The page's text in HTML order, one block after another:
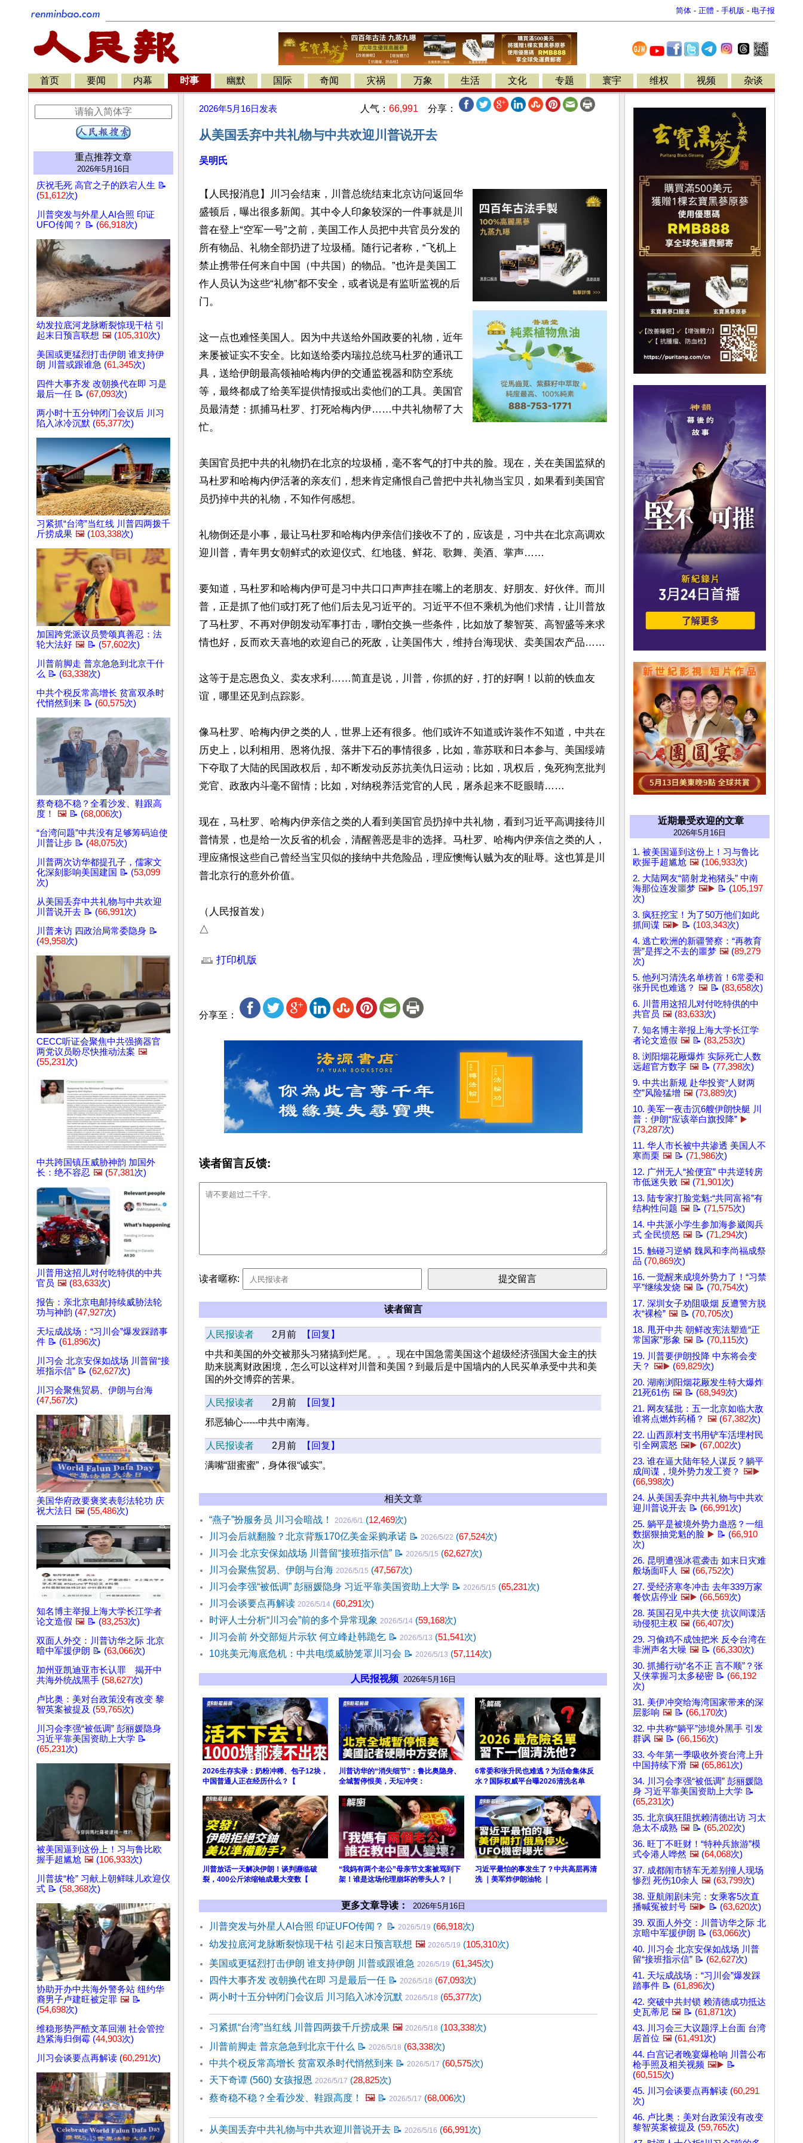
简体 - 正體 - 手机版 - 电子报
首页 要闻 内幕 时事 幽默 国际 奇闻 灾祸 万象 生活 文化 专题 寰宇 维权 视频 杂谈
重点推荐文章
2026年5月16日
庆祝毛死 高官之子的跌宕人生 📝
(51,612次)
川普突发与外星人AI合照 印证
UFO传闻？ 📝 (66,918次)
幼发拉底河龙脉断裂惊现干枯 引
起末日预言联想 🖼️ (105,310次)
美国或更猛烈打击伊朗 谁支持伊
朗 川普或跟谁急 (61,345次)
四件大事齐发 改朝换代在即 习是
最后一任 📝 (67,093次)
两小时十五分钟闭门会议后 川习
陷入冰冷沉默 (65,377次)
习紧抓“台湾”当红线 川普四两拨千
斤捞成果 🖼️ (103,338次)
加国跨党派议员赞颂真善忍：法
轮大法好 🖼️ 📝 (57,602次)
川普前脚走 普京急急到北京干什
么 📝 (63,338次)
中共个税反常高增长 贫富双杀时
代悄然到来 📝 (60,575次)
蔡奇稳不稳？全看沙发、鞋跟高
度！
🖼️ 📝 (68,006次)
“台湾问题”中共没有足够筹码迫使
川普让步 📝 (48,075次)
川普两次访华都提孔子，儒家文
化深刻影响美国建国 📝 (53,099
次)
从美国丢弃中共礼物与中共欢迎
川普说开去 📝 (66,991次)
川普来访 四政治局常委隐身 📝
(49,958次)
CECC听证会聚焦中共强摘器官
两党议员盼尽快推动法案 🖼️
(55,231次)
中共跨国镇压威胁神韵 加国外
长：绝不容忍 🖼️ (57,381次)
川普用这招儿对付吃特供的中共
官员 🖼️ (83,633次)
报告：亲北京电邮持续威胁法轮
功与神韵 (47,927次)
天坛成战场：“习川会”爆发踩踏事
件 📝 (61,896次)
川习会 北京安保如战场 川普留“接
班指示信” 📝 (62,627次)
川习会聚焦贸易、伊朗与台海
(47,567次)
美国华府政要褒奖表彰法轮功 庆
祝大法日 🖼️ (55,486次)
知名博主举报上海大学长江学者
论文造假 🖼️ 📝 (83,253次)
双面人外交：川普访华之际 北京
暗中军援伊朗 📝 (63,066次)
加州亚凯迪亚市长认罪 揭开中
共海外统战黑手 (58,627次)
卢比奥：美对台政策没有改变 黎
智英案被提及 (59,765次)
川习会李强“被低调” 彭丽媛隐身
习近平靠美国资助上大学 📝
(65,231次)
被美国逼到这份上！习与鲁比欧
握手超尴尬 🖼️ (106,933次)
川普拔“枪” 习献上朝鲜味儿欢迎仪
式 📝 (58,368次)
协助开办中共海外警务站 纽约华
裔男子卢建旺被定罪 🖼️ 📝
(54,698次)
维稳形势严酷文革回潮 社会管控
趋紧海归倒霉 (44,903次)
川习会谈要点再解读 (60,291次)
2026年5月16日 发表 人气： 66,991 分享：
从美国丢弃中共礼物与中共欢迎川普说开去
吴明氏
【人民报消息】川习会结束，川普总统结束北京访问返回华
盛顿后，曝出很多新闻。其中令人印象较深的一件事就是川
普在登上“空军一号”之前，美国工作人员把中共官员分发的
所有物品、礼物全部扔进了垃圾桶。随行记者称，“飞机上
禁止携带任何来自中国（中共国）的物品。”也许是美国工
作人员认为这些“礼物”都不安全，或者说是有监听监视的后
门。
这一点也难怪美国人。因为中共送给外国政要的礼物，近年
来屡被证实不安全。比如送给委内瑞拉总统马杜罗的通讯工
具，送给伊朗最高领袖哈梅内伊的交通监视器和防空系统
等，最终都成了给美军提供情报或出卖他们的工具。美国官
员最清楚：抓捕马杜罗、打死哈梅内伊……中共礼物帮了大
忙。
美国官员把中共的礼物扔在北京的垃圾桶，毫不客气的打中共的脸。现在，关在美国监狱的
马杜罗和哈梅内伊活著的亲友们，想来肯定痛恨自己曾把中共礼物当宝贝，如果看到美国官
员扔掉中共的礼物，不知作何感想。
礼物倒还是小事，最让马杜罗和哈梅内伊亲信们接收不了的，应该是，习中共在北京高调欢
迎川普，青年男女朝鲜式的欢迎仪式、红地毯、鲜花、歌舞、美酒、掌声……
要知道，马杜罗和哈梅内伊可是习中共口口声声挂在嘴上的老朋友、好朋友、好伙伴。而川
普，正是抓了他们或打死了他们后去见习近平的。习近平不但不乘机为他们求情，让川普放
了马杜罗、不再对伊朗发动军事打击，哪怕交换一些条件，比如放了黎智英、高智盛等来求
情也好，反而欢天喜地的欢迎自己的死敌，让美国伟大，维持台海现状、卖美国农产品……
这等于是忘恩负义、卖友求利……简直是说，川普，你抓的好，打的好啊！以前的铁血友
谊，哪里还见到点踪影。
像马杜罗、哈梅内伊之类的人，世界上还有很多。他们或许不知道或许装作不知道，中共在
历史上，以利相用、恩将仇报、落井下石的事情很多，比如，靠苏联和日本参与、美国绥靖
下夺取了大陆的民国政权后，却不断发动反苏抗美仇日运动；比如，巩权后，兔死狗烹批判
党官、政敌内斗毫不留情；比如，对纳税养活党官的人民，屠杀起来不眨眼睛……
现在，马杜罗、哈梅内伊亲信之类的人看到美国官员扔掉中共礼物，看到习近平高调接待川
普情景，也是给一次反省的机会，清醒善恶是非的选择。马杜罗、哈梅内伊亲信之类的人，
理应痛恨这些自己曾经当宝贝似的接纳中共危险品，理应懊悔认贼为友的耻辱。这也算是川
普北京行的意外价值。
（人民报首发）
△
打印机版
分享至：
读者留言反馈:
读者暱称:
读者留言
人民报读者 2月前
【回复】
中共和美国的外交被那头习猪搞到烂尾。。。现在中国急需美国这个超级经济强国大金主的扶
助来脱离财政困境，怎么可以这样对川普和美国？到最后是中国墙内的人民买单承受中共和美
国的外交博弈的苦果。
人民报读者 2月前
【回复】
邪恶轴心-----中共中南海。
人民报读者 2月前
【回复】
满嘴“甜蜜蜜”，身体很“诚实”。
相关文章
“燕子”扮服务员 川习会暗战！ 2026/6/1 (12,469次)
川习会后就翻脸？北京背叛170亿美金采购承诺 📝 2026/5/22 (67,524次)
川习会 北京安保如战场 川普留“接班指示信” 📝 2026/5/15 (62,627次)
川习会聚焦贸易、伊朗与台海 2026/5/15 (47,567次)
川习会李强“被低调” 彭丽媛隐身 习近平靠美国资助上大学 📝 2026/5/15 (65,231次)
川习会谈要点再解读 2026/5/14 (60,291次)
时评人士分析“川习会”前的多个异常现象 2026/5/14 (59,168次)
川习会前 外交部短片示软 何立峰赴韩跪乞 📝 2026/5/13 (51,541次)
10兆美元海底危机：中共电缆威胁笼罩川习会 📝 2026/5/13 (57,114次)
人民报视频 2026年5月16日
2026生存实录：奶粉冲稀、包子12块，
中国普通人正在经历什么？【
川普访华的“消失细节”：鲁比奥隐身、
全城暂停恨美，天坛冲突：
6常委和张升民也难逃？为活命集体反
水？国际权威平台曝2026清洗名单
川普放话一天解决伊朗！谈判濒临破
裂，400公斤浓缩铀成最大变数【
“我妈有两个老公”母亲节文案被骂到下
架！谁是这场伦理崩坏的带头人？｜
习近平最怕的事发生了？中共高层再清
洗 ｜美军炸伊朗油轮 ｜
更多文章导读： 2026年5月16日
川普突发与外星人AI合照 印证UFO传闻？ 📝 2026/5/19 (66,918次)
幼发拉底河龙脉断裂惊现干枯 引起末日预言联想 🖼️ 2026/5/19 (105,310次)
美国或更猛烈打击伊朗 谁支持伊朗 川普或跟谁急 2026/5/19 (61,345次)
四件大事齐发 改朝换代在即 习是最后一任 📝 2026/5/18 (67,093次)
两小时十五分钟闭门会议后 川习陷入冰冷沉默 2026/5/18 (65,377次)
习紧抓“台湾”当红线 川普四两拨千斤捞成果 🖼️ 2026/5/18 (103,338次)
川普前脚走 普京急急到北京干什么 📝 2026/5/18 (63,338次)
中共个税反常高增长 贫富双杀时代悄然到来 📝 2026/5/17 (60,575次)
天下奇谭 (560) 女孩报恩 2026/5/17 (28,825次)
蔡奇稳不稳？全看沙发、鞋跟高度！
🖼️ 📝 2026/5/17 (68,006次)
从美国丢弃中共礼物与中共欢迎川普说开去 📝 2026/5/16 (66,991次)
近期最受欢迎的文章
2026年5月16日
1. 被美国逼到这份上！习与鲁比
欧握手超尴尬 🖼️ (106,933次)
2. 大陆网友“箭射龙袍猪头” 中南
海那位连发噩梦 🖼️▶️ 📝 (105,197
次)
3. 疯狂挖宝！为了50万他们如此
抓间谍 🖼️▶️ 📝 (103,343次)
4. 逃亡欧洲的新疆警察：“再教育
营”是挥之不去的噩梦 🖼️ (89,279
次)
5. 他列习清洗名单榜首！6常委和
张升民也难逃？ 🖼️ 📝 (83,658次)
6. 川普用这招儿对付吃特供的中
共官员 🖼️ (83,633次)
7. 知名博主举报上海大学长江学
者论文造假 🖼️ 📝 (83,253次)
8. 浏阳烟花厰爆炸 实际死亡人数
远超官方数字 🖼️ 📝 (77,398次)
9. 中共出新规 赴华投资“人财两
空”风险猛增 🖼️ (73,889次)
10. 美军一夜击沉6艘伊朗快艇 川
普：伊朗“应该举白旗投降” ▶️
(73,287次)
11. 华人市长被中共渗透 美国人不
寒而栗 🖼️ 📝 (71,986次)
12. 广州无人“捡便宜” 中共逆转房
市低迷失败 🖼️ (71,901次)
13. 陆专家打脸党魁:“共同富裕”有
结构性问题 🖼️ 📝 (71,575次)
14. 中共派小学生参加海参崴阅兵
式 全民愤怒 🖼️ 📝 (71,294次)
15. 触碰习逆鳞 魏凤和李尚福成祭
品 (70,869次)
16. 一觉醒来成境外势力了！“习禁
平”继续发烧 🖼️ 📝 (70,754次)
17. 深圳女子劝阻吸烟 反遭警方脱
衣“裸检” 🖼️ 📝 (70,705次)
18. 甩开中共 朝鲜改宪法塑造“正
常国家”形象 🖼️ 📝 (70,115次)
19. 川普要伊朗投降 中东将会变
天？ 🖼️▶️ (69,829次)
20. 湖南浏阳烟花厰发生特大爆炸
21死61伤 🖼️ 📝 (68,949次)
21. 网友猛批：五一北京如临大敌
谁将点燃炸药桶？ 🖼️ (67,382次)
22. 山西原村支书用铲车活埋村民
引全网震怒 🖼️▶️ (67,002次)
23. 谁在逼大陆年轻人谋反？躺平
成间谍，境外势力发工资？ 🖼️▶️
(66,998次)
24. 从美国丢弃中共礼物与中共欢
迎川普说开去 📝 (66,991次)
25. 躺平是被境外势力蛊惑？一组
数据狠抽党魁的脸 ▶️ 📝 (66,910
次)
26. 昆明遭强冰雹袭击 如末日灾难
般场面吓人 🖼️ (66,752次)
27. 受经济寒冬冲击 去年339万家
餐饮店停业 🖼️▶️ (66,569次)
28. 英国召见中共大使 抗议间谍活
动侵犯主权 🖼️ (66,407次)
29. 习偷鸡不成蚀把米 反令台湾在
非洲声名大噪 🖼️ 📝 (66,330次)
30. 抓捕行动“名不正 言不顺”？张
又侠掌握习太多秘密 📝 (66,192
次)
31. 美伊冲突给海湾国家带来的深
层影响 🖼️ 📝 (66,170次)
32. 中共称“躺平”涉境外黑手 引发
群讽 🖼️ 📝 (66,156次)
33. 今年第一季吸收外资台湾上升
中国持续下滑 🖼️ (65,861次)
34. 川习会李强“被低调” 彭丽媛隐
身 习近平靠美国资助上大学 📝
(65,231次)
35. 北京疯狂阻扰赖清德出访 习太
急太不成熟 🖼️ 📝 (65,202次)
36. 旺丁不旺财！“特种兵旅游”模
式令港人哗然 🖼️ (64,068次)
37. 成都闹市轿车无差别撞人现场
惨烈 死伤10余人 🖼️ (63,799次)
38. 亚航闹剧未完：女乘客5次直
播喊冤被封号 🖼️▶️ 📝 (63,620次)
39. 双面人外交：川普访华之际 北
京暗中军援伊朗 📝 (63,066次)
40. 川习会 北京安保如战场 川普
留“接班指示信” 📝 (62,627次)
41. 天坛成战场：“习川会”爆发踩
踏事件 📝 (61,896次)
42. 突破中共封锁 赖清德成功抵达
史瓦蒂尼 🖼️ 📝 (61,871次)
43. 川习会三大议题浮上台面 台湾
居首位 🖼️ (61,491次)
44. 白宫记者晚宴爆枪响 川普公布
枪手照及相关视频 🖼️▶️ 📝
(60,515次)
45. 川习会谈要点再解读 (60,291
次)
46. 卢比奥：美对台政策没有改变
黎智英案被提及 (59,765次)